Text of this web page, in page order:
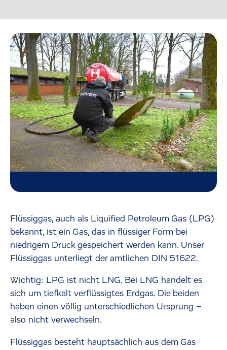
Flüssiggas, auch als Liquified Petroleum Gas (LPG)
bekannt, ist ein Gas, das in flüssiger Form bei
niedrigem Druck gespeichert werden kann. Unser
Flüssiggas unterliegt der amtlichen DIN 51622.
Wichtig: LPG ist nicht LNG. Bei LNG handelt es
sich um tiefkalt verflüssigtes Erdgas. Die beiden
haben einen völlig unterschiedlichen Ursprung –
also nicht verwechseln.
Flüssiggas besteht hauptsächlich aus dem Gas